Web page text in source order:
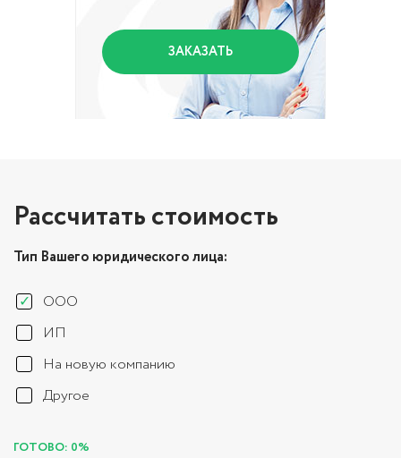
ЗАКАЗАТЬ
Рассчитать стоимость
Тип Вашего юридического лица:
ООО
ИП
На новую компанию
Другое
ГОТОВО: 0%